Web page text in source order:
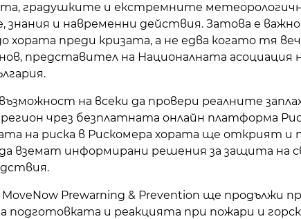
градушките и екстремните
знания и навременни действия. Затова е
хората преди кризата, а не едва когато тя
представител на Националната асоциация
на всеки да провери реалните
чрез безплатната онлайн платформа
на риска в Рискомера хората ще открият
вземат информирани решения за защита на
Prewarning & Prevention ще продължи
подготовката и реакцията при пожари и